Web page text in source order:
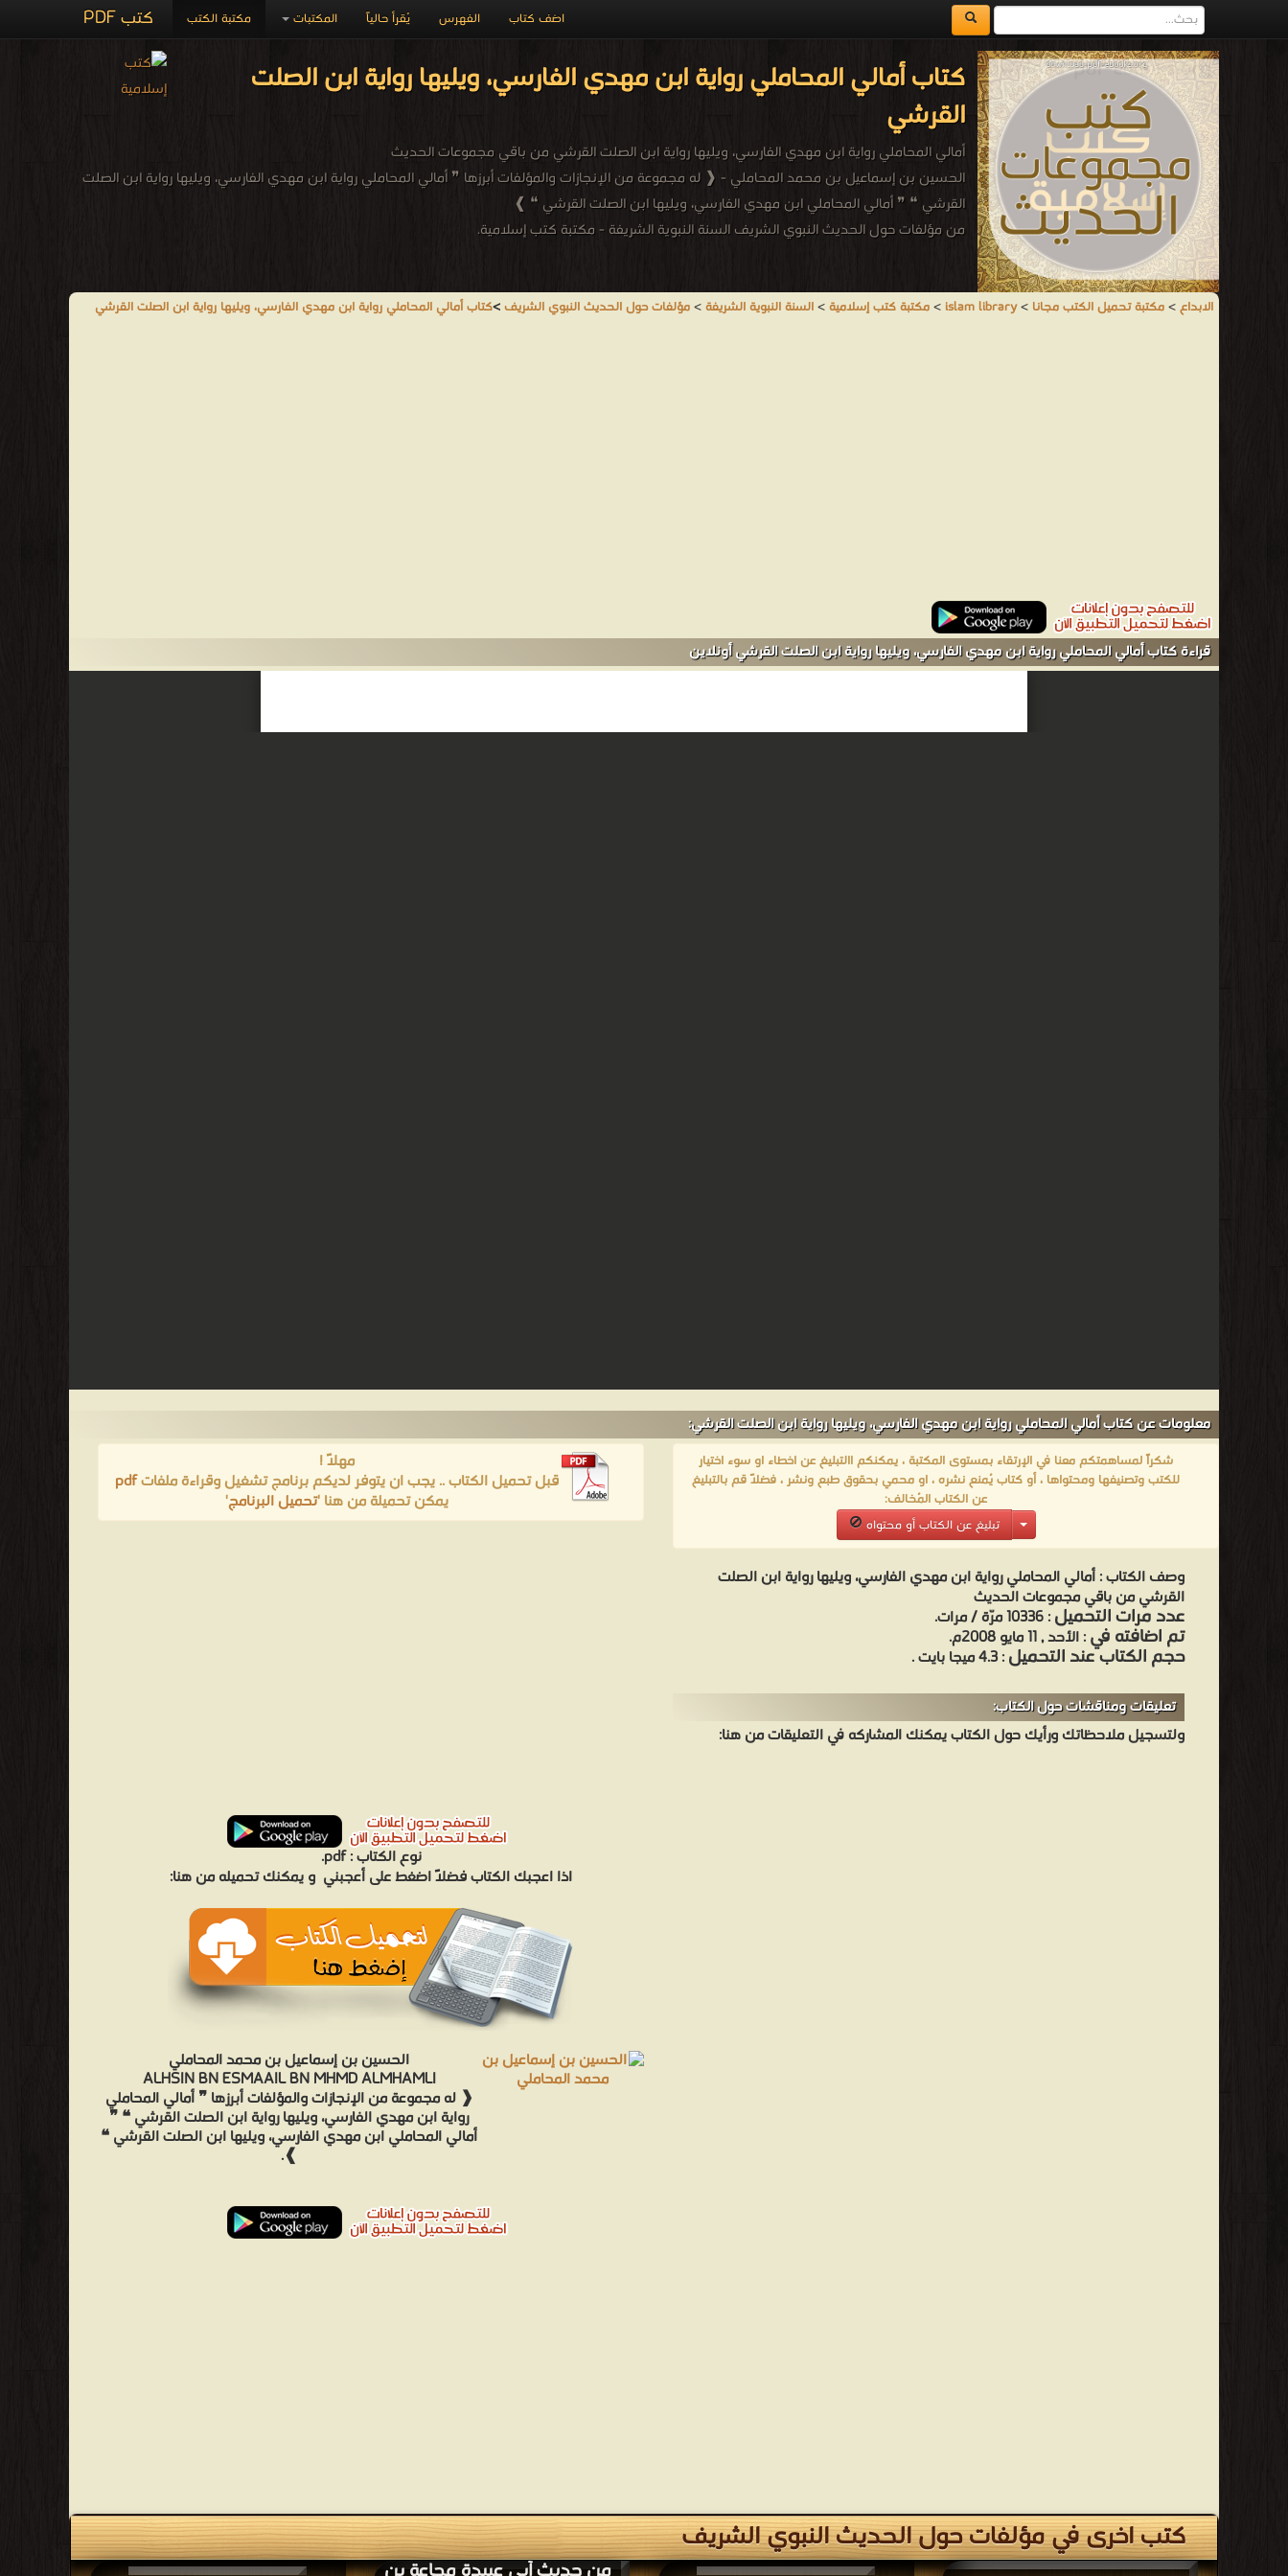
كتب PDF مكتبة الكتب المكتبات يُقرأ حالياً الفهرس اضف كتاب
كتاب أمالي المحاملي رواية ابن مهدي الفارسي، ويليها رواية ابن الصلت
القرشي
أمالي المحاملي رواية ابن مهدي الفارسي، ويليها رواية ابن الصلت القرشي من باقي مجموعات الحديث
الحسين بن إسماعيل بن محمد المحاملي - ❰ له مجموعة من الإنجازات والمؤلفات أبرزها ❞ أمالي المحاملي رواية ابن مهدي الفارسي، ويليها رواية ابن الصلت
القرشي ❝ ❞ أمالي المحاملي ابن مهدي الفارسي، ويليها ابن الصلت القرشي ❝ ❱
من مؤلفات حول الحديث النبوي الشريف السنة النبوية الشريفة - مكتبة كتب إسلامية.
الابداع>مكتبة تحميل الكتب مجانا >
islam library
>مكتبة كتب إسلامية>السنة النبوية الشريفة>مؤلفات حول الحديث النبوي الشريف>كتاب أمالي المحاملي رواية ابن مهدي الفارسي، ويليها رواية ابن الصلت القرشي
قراءة كتاب أمالي المحاملي رواية ابن مهدي الفارسي، ويليها رواية ابن الصلت القرشي أونلاين
معلومات عن كتاب أمالي المحاملي رواية ابن مهدي الفارسي، ويليها رواية ابن الصلت القرشي:
شكراً لمساهمتكم معنا في الإرتقاء بمستوى المكتبة ، يمكنكم االتبليغ عن اخطاء او سوء اختيار
للكتب وتصنيفها ومحتواها ، أو كتاب يُمنع نشره ، او محمي بحقوق طبع ونشر ، فضلاً قم بالتبليغ
عن الكتاب المُخالف:
تبليغ عن الكتاب أو محتواه
وصف الكتاب :أمالي المحاملي رواية ابن مهدي الفارسي، ويليها رواية ابن الصلت
القرشي من باقي مجموعات الحديث
عدد مرات التحميل: 10336 مرّة / مرات.
تم اضافته في: الأحد , 11 مايو 2008م.
حجم الكتاب عند التحميل: 4.3 ميجا بايت .
تعليقات ومناقشات حول الكتاب:
ولتسجيل ملاحظاتك ورأيك حول الكتاب يمكنك المشاركه في التعليقات من هنا:
مهلاً !
قبل تحميل الكتاب .. يجب ان يتوفر لديكم برنامج تشغيل وقراءة ملفاتpdf
يمكن تحميلة من هنا 'تحميل البرنامج'
نوع الكتاب :pdf.
اذا اعجبك الكتاب فضلاً اضغط على أعجبني و يمكنك تحميله من هنا:
الحسين بن إسماعيل بن محمد المحاملي
ALHSIN BN ESMAAIL BN MHMD ALMHAMLI
❰ له مجموعة من الإنجازات والمؤلفات أبرزها ❞ أمالي المحاملي
رواية ابن مهدي الفارسي، ويليها رواية ابن الصلت القرشي ❝ ❞
أمالي المحاملي ابن مهدي الفارسي، ويليها ابن الصلت القرشي ❝
❱.
كتب اخرى في مؤلفات حول الحديث النبوي الشريف